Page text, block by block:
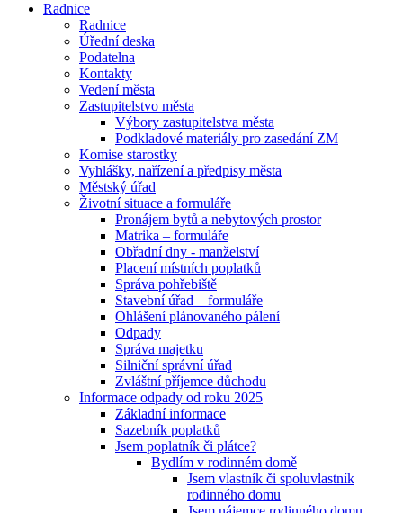
Radnice
Radnice
Úřední deska
Podatelna
Kontakty
Vedení města
Zastupitelstvo města
Výbory zastupitelstva města
Podkladové materiály pro zasedání ZM
Komise starostky
Vyhlášky, nařízení a předpisy města
Městský úřad
Životní situace a formuláře
Pronájem bytů a nebytových prostor
Matrika – formuláře
Obřadní dny - manželství
Placení místních poplatků
Správa pohřebiště
Stavební úřad – formuláře
Ohlášení plánovaného pálení
Odpady
Správa majetku
Silniční správní úřad
Zvláštní příjemce důchodu
Informace odpady od roku 2025
Základní informace
Sazebník poplatků
Jsem poplatník či plátce?
Bydlím v rodinném domě
Jsem vlastník či spoluvlastník
rodinného domu